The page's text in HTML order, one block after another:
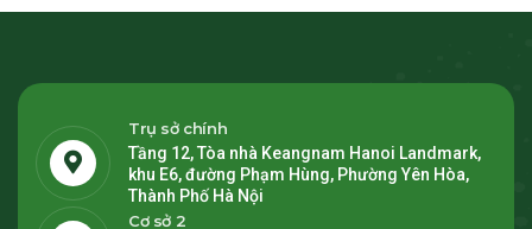
Trụ sở chính
Tầng 12, Tòa nhà Keangnam Hanoi Landmark,
khu E6, đường Phạm Hùng, Phường Yên Hòa,
Thành Phố Hà Nội
Cơ sở 2